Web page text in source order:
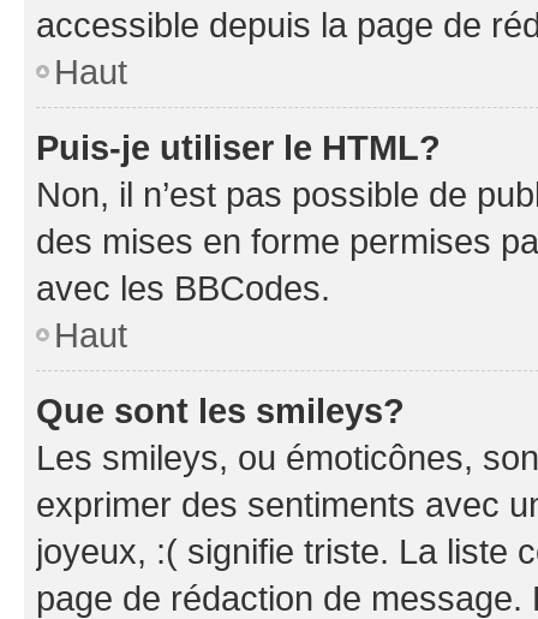
accessible depuis la page de
Haut
Puis-je utiliser le HTML?
Non, il n’est pas possible de
des mises en forme permises
avec les BBCodes.
Haut
Que sont les smileys?
Les smileys, ou émoticônes,
exprimer des sentiments avec
joyeux, :( signifie triste. La liste
page de rédaction de